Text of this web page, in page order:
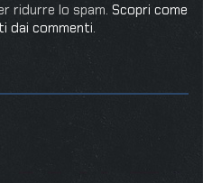
ridurre lo spam. Scopri come
dai commenti.